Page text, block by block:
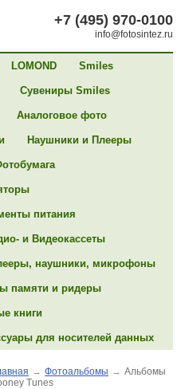
+7 (495) 970-0100
info@fotosintez.ru
LOMOND Smiles
Сувениры Smiles
Аналоговое фото
Наушники и Плееры
питания
и Видеокассеты
наушники, микрофоны
памяти и ридеры
книги
для носителей данных
→ Фотоальбомы → Альбомы
Tunes